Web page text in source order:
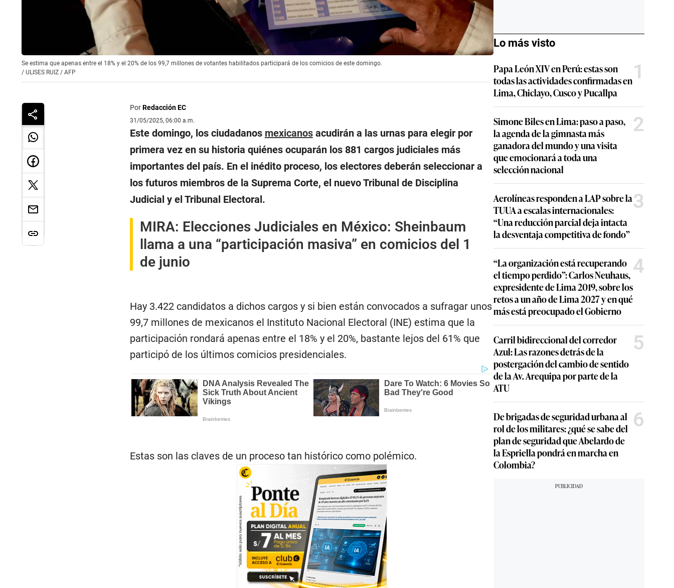
Se estima que apenas entre el 18% y el 20% de los 99,7 millones de votantes habilitados participará de los comicios de este domingo.
/ ULISES RUIZ / AFP
PorRedacción EC
31/05/2025, 06:00 a.m.
Este domingo, los ciudadanos mexicanosacudirán a las urnas para elegir por
primera vez en su historia quiénes ocuparán los 881 cargos judiciales más
importantes del país. En el inédito proceso, los electores deberán seleccionar a
los futuros miembros de la Suprema Corte, el nuevo Tribunal de Disciplina
Judicial y el Tribunal Electoral.
MIRA: Elecciones Judiciales en México: Sheinbaum
llama a una “participación masiva” en comicios del 1
de junio
Hay 3.422 candidatos a dichos cargos y si bien están convocados a sufragar unos
99,7 millones de mexicanos el Instituto Nacional Electoral (INE) estima que la
participación rondará apenas entre el 18% y el 20%, bastante lejos del 61% que
participó de los últimos comicios presidenciales.
Estas son las claves de un proceso tan histórico como polémico.
Lo más visto
Papa León XIV en Perú: estas son
todas las actividades confirmadas en
Lima, Chiclayo, Cusco y Pucallpa
1
Simone Biles en Lima: paso a paso,
la agenda de la gimnasta más
ganadora del mundo y una visita
que emocionará a toda una
selección nacional
2
Aerolíneas responden a LAP sobre la
TUUA a escalas internacionales:
“Una reducción parcial deja intacta
la desventaja competitiva de fondo”
3
“La organización está recuperando
el tiempo perdido”: Carlos Neuhaus,
expresidente de Lima 2019, sobre los
retos a un año de Lima 2027 y en qué
más está preocupado el Gobierno
4
Carril bidireccional del corredor
Azul: Las razones detrás de la
postergación del cambio de sentido
de la Av. Arequipa por parte de la
ATU
5
De brigadas de seguridad urbana al
rol de los militares: ¿qué se sabe del
plan de seguridad que Abelardo de
la Espriella pondrá en marcha en
Colombia?
6